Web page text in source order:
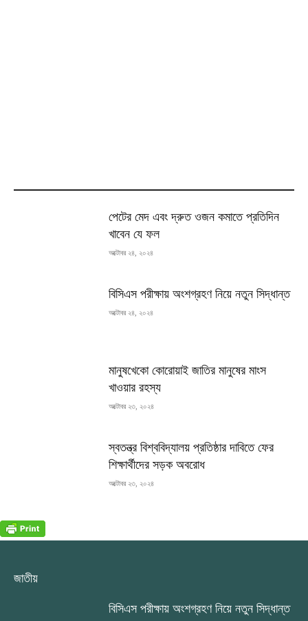
পেটের মেদ এবং দ্রুত ওজন কমাতে প্রতিদিন
খাবেন যে ফল
অক্টোবর ২৪, ২০২৪
বিসিএস পরীক্ষায় অংশগ্রহণ নিয়ে নতুন সিদ্ধান্ত
অক্টোবর ২৪, ২০২৪
মানুষখেকো কোরোয়াই জাতির মানুষের মাংস
খাওয়ার রহস্য
অক্টোবর ২৩, ২০২৪
স্বতন্ত্র বিশ্ববিদ্যালয় প্রতিষ্ঠার দাবিতে ফের
শিক্ষার্থীদের সড়ক অবরোধ
অক্টোবর ২৩, ২০২৪
জাতীয়
বিসিএস পরীক্ষায় অংশগ্রহণ নিয়ে নতুন সিদ্ধান্ত